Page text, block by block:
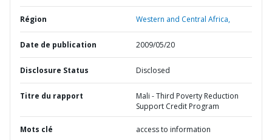
Région Western and Central Africa,
Date de publication 2009/05/20
Disclosure Status Disclosed
Titre du rapport
Mali - Third Poverty Reduction
Support Credit Program
Mots clé access to information